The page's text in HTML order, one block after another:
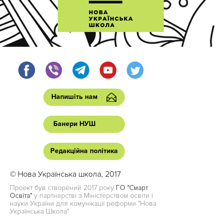
Напишіть нам
Банери НУШ
Редакційна політика
© Нова Українська школа, 2017
Проект був створений 2017 року ГО "Смарт
Освіта" у партнерстві з Міністерством освіти і
науки України для комунікації реформи "Нова
Українська Школа"